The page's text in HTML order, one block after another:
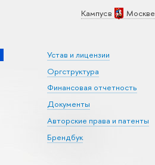
Кампус в Москве
Устав и лицензии
Оргструктура
Финансовая отчетность
Документы
Авторские права и патенты
Брендбук